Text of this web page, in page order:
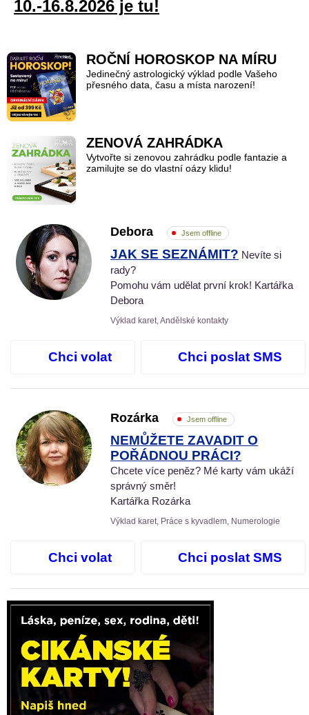
10.-16.8.2026 je tu!
ROČNÍ HOROSKOP NA MÍRU
Jedinečný astrologický výklad podle Vašeho
přesného data, času a místa narození!
ZENOVÁ ZAHRÁDKA
Vytvořte si zenovou zahrádku podle fantazie a
zamilujte se do vlastní oázy klidu!
Debora Jsem offline
JAK SE SEZNÁMIT? Nevíte si
rady?
Pomohu vám udělat první krok! Kartářka
Debora
Výklad karet, Andělské kontakty
Chci volat Chci poslat SMS
Rozárka Jsem offline
NEMŮŽETE ZAVADIT O
POŘÁDNOU PRÁCI?
Chcete více peněz? Mé karty vám ukáží
správný směr!
Kartářka Rozárka
Výklad karet, Práce s kyvadlem, Numerologie
Chci volat Chci poslat SMS